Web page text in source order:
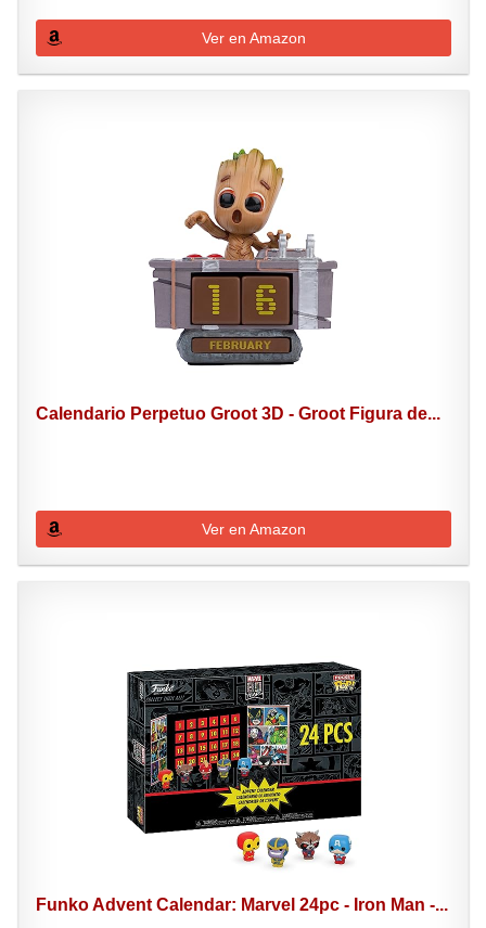
Ver en Amazon
Calendario Perpetuo Groot 3D - Groot Figura de...
Ver en Amazon
Funko Advent Calendar: Marvel 24pc - Iron Man -...